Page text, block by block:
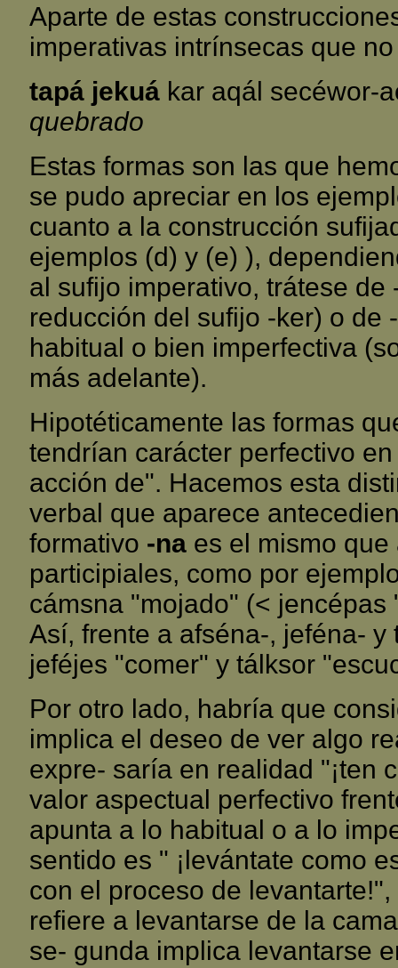
Aparte de estas
imperativas intrínsecas que
tapá jekuákar aqál secéwor-
quebrado
Estas formas son las que
se pudo apreciar en los
cuanto a la construcción
ejemplos (d) y (e) ),
al sufijo imperativo, trátese
reducción del sufijo -ker) o de
habitual o bien imperfectiva
más adelante).
Hipotéticamente las formas
tendrían carácter perfectivo
acción de". Hacemos esta
verbal que aparece
formativo -naes el mismo que
participiales, como por
cámsna "mojado" (<
Así, frente a afséna-, jeféna-
jeféjes "comer" y tálksor
Por otro lado, habría que
implica el deseo de ver algo
expre- saría en realidad "¡ten
valor aspectual perfectivo
apunta a lo habitual o a lo
sentido es " ¡levántate como
con el proceso de
refiere a levantarse de la
se- gunda implica levantarse